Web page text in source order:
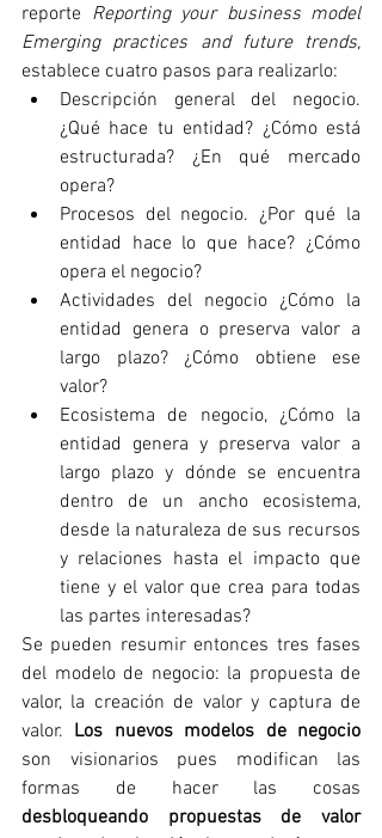
reporte Reporting your business model
establece cuatro pasos para realizarlo:
Descripción general del negocio.
¿Qué hace tu entidad? ¿Cómo está
estructurada? ¿En qué mercado
opera?
Procesos del negocio. ¿Por qué la
entidad hace lo que hace? ¿Cómo
opera el negocio?
Actividades del negocio ¿Cómo la
entidad genera o preserva valor a
largo plazo? ¿Cómo obtiene ese
valor?
Ecosistema de negocio, ¿Cómo la
entidad genera y preserva valor a
largo plazo y dónde se encuentra
dentro de un ancho ecosistema,
desde la naturaleza de sus recursos
y relaciones hasta el impacto que
tiene y el valor que crea para todas
las partes interesadas?
Se pueden resumir entonces tres fases
del modelo de negocio: la propuesta de
valor, la creación de valor y captura de
valor. Los nuevos modelos de negocio
son visionarios pues modifican las
desbloqueando propuestas de valor